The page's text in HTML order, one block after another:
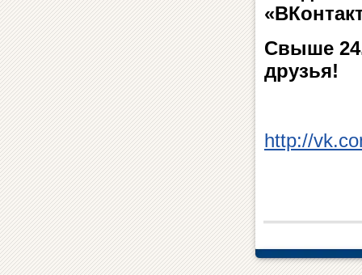
Свыше
друзья!
http://